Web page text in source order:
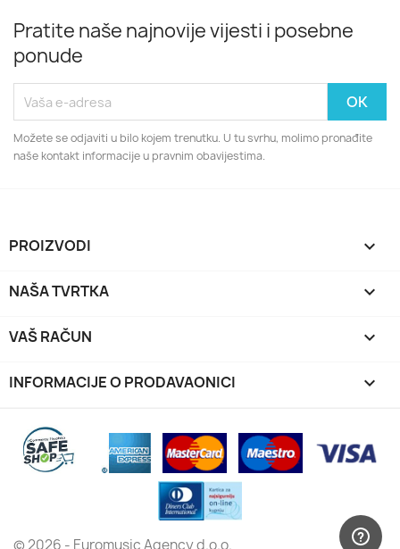
Pratite naše najnovije vijesti i posebne
ponude
Možete se odjaviti u bilo kojem trenutku. U tu svrhu, molimo pronađite
naše kontakt informacije u pravnim obavijestima.
PROIZVODI 
NAŠA TVRTKA 
VAŠ RAČUN 
INFORMACIJE O PRODAVAONICI keyboard_arrow_down
© 2026 - Euromusic Agency d.o.o.